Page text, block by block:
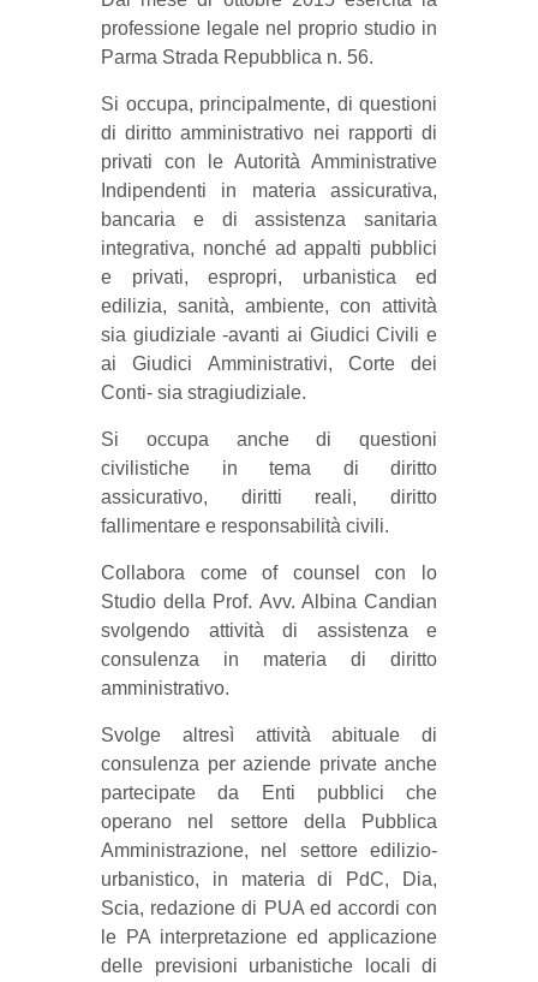
professione legale nel proprio studio in
Parma Strada Repubblica n. 56.
Si occupa, principalmente, di questioni
di diritto amministrativo nei rapporti di
privati con le Autorità Amministrative
Indipendenti in materia assicurativa,
bancaria e di assistenza sanitaria
integrativa, nonché ad appalti pubblici
e privati, espropri, urbanistica ed
edilizia, sanità, ambiente, con attività
sia giudiziale -avanti ai Giudici Civili e
ai Giudici Amministrativi, Corte dei
Conti- sia stragiudiziale.
Si occupa anche di questioni
civilistiche in tema di diritto
assicurativo, diritti reali, diritto
fallimentare e responsabilità civili.
Collabora comeof counsel con lo
Studio della Prof. Avv. Albina Candian
svolgendo attività di assistenza e
consulenza in materia di diritto
amministrativo.
Svolge altresì attività abituale di
consulenza per aziende private anche
partecipate da Enti pubblici che
operano nel settore della Pubblica
Amministrazione, nel settore edilizio-
urbanistico, in materia di PdC, Dia,
Scia, redazione di PUA ed accordi con
le PA interpretazione ed applicazione
delle previsioni urbanistiche locali di